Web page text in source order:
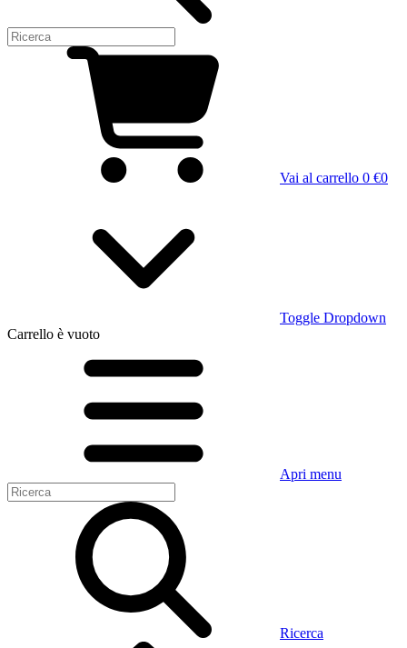
Vai al carrello 0 €0
Toggle Dropdown
Carrello è vuoto
Apri menu
Ricerca